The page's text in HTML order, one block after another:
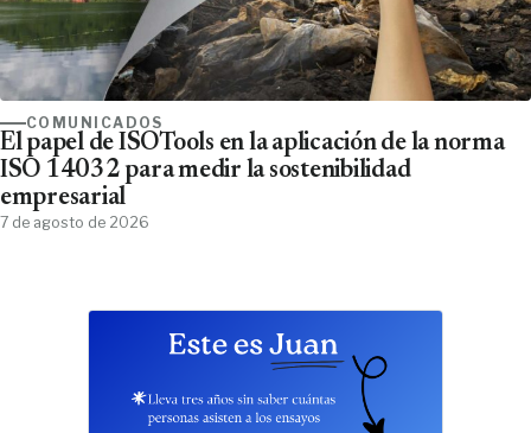
COMUNICADOS
El papel de ISOTools en la aplicación de la norma
ISO 14032 para medir la sostenibilidad
empresarial
7 de agosto de 2026